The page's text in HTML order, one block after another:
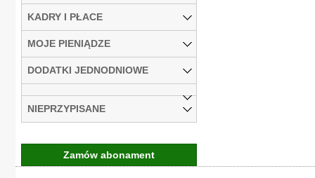
KADRY I PŁACE
MOJE PIENIĄDZE
DODATKI JEDNODNIOWE
NIEPRZYPISANE
Zamów abonament